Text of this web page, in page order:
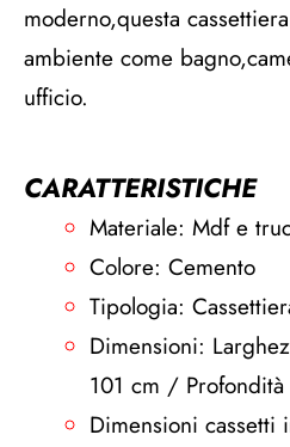
moderno,questa
ambiente come
ufficio.
CARATTERISTICHE
Materiale: Mdf e
Colore: Cemento
Tipologia:
Dimensioni:
101 cm /
Dimensioni cassetti